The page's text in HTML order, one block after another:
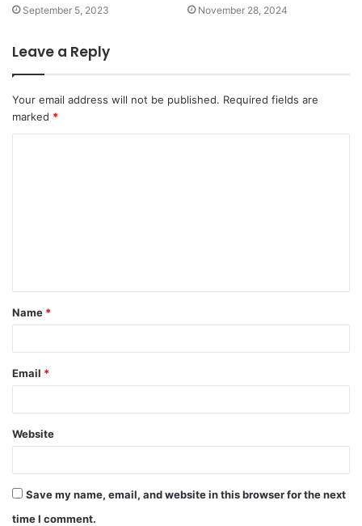
September 5, 2023 November 28, 2024
Leave a Reply
Your email address will not be published. Required fields are
marked *
t
*
Name *
Email *
Website
Save my name, email, and website in this browser for the next
time I comment.